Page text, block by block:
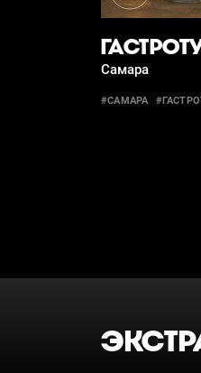
Самара
#САМАРА